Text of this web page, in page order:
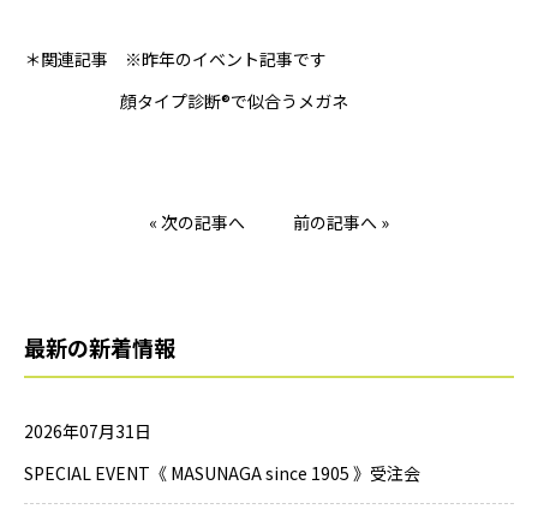
＊関連記事 ※昨年のイベント記事です
顔タイプ診断®で似合うメガネ
« 次の記事へ 前の記事へ »
最新の新着情報
2026年07月31日
SPECIAL EVENT《 MASUNAGA since 1905 》受注会